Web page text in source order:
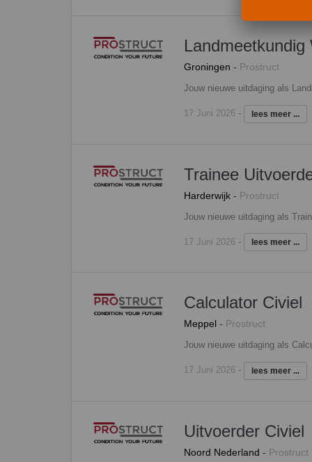
Groningen - Prostruct
17 Juni 2026- lees meer ...
Trainee
Harderwijk- Prostruct
17 Juni 2026- lees meer ...
Calculator Civiel
Meppel- Prostruct
17 Juni 2026- lees meer ...
Uitvoerder Civiel
Noord Nederland - Prostruct